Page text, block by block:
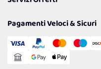
Politiche per la parità di genere
Cookie Policy
Gestisci Cookie
Reso Facile e Veloce
Pagamenti Veloci & Sicuri